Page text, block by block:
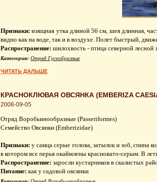
Признаки: изящная утка длиной 56 см, шея длинная,
видно как на воде, так и в воздухе. Полет быстрый,
Распространение: шилохвость - птица северной лесной
Категория: Отряд Гусеобразные
ЧИТАТЬ ДАЛЬШЕ
КРАСНОКЛЮВАЯ ОВСЯНКА (EMBERIZA
2008-09-05
Отряд Воробьинообразные (Passeriformes)
Семейство Овсянки (Emberizidae)
Признаки: у самца серые голова, затылок и зоб, спина
в котором все перья окаймлены красновато-серым. В
Распространение: заросли кустарников в скалистых
Питание: как у садовой овсянки